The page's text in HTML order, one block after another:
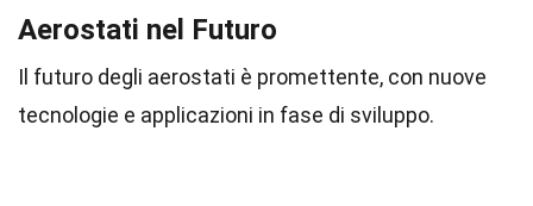
Aerostati nel Futuro
Il futuro degli aerostati è promettente, con nuove
tecnologie e applicazioni in fase di sviluppo.